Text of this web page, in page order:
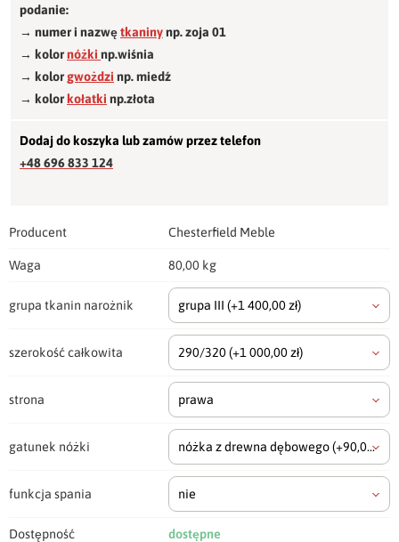
podanie:
→ numer i nazwętkaninynp. zoja 01
→ kolornóżki np.wiśnia
→ kolorgwożdzi np. miedź
→ kolorkołatki np.złota
Dodaj do koszyka lub zamów przez telefon
+48 696 833 124
Producent Chesterfield Meble
Waga 80,00 kg
grupa tkanin narożnik grupa III (+1 400,00 zł)
szerokość całkowita 290/320(+1 000,00 zł)
strona prawa
gatunek nóżki nóżka z drewna dębowego(+90,00 zł)
funkcja spania nie
Dostępność dostępne